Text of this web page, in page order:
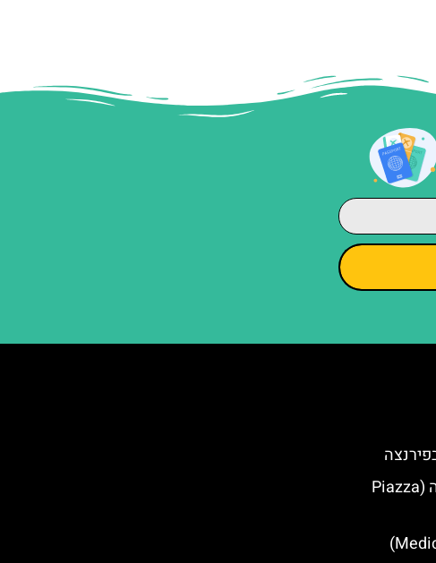
כיכר הרפובליקה בפירנצה (Piazza